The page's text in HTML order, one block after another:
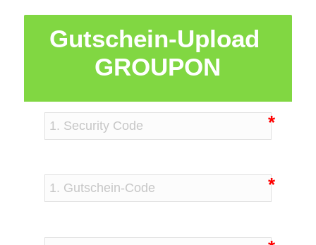
Gutschein-Upload
GROUPON